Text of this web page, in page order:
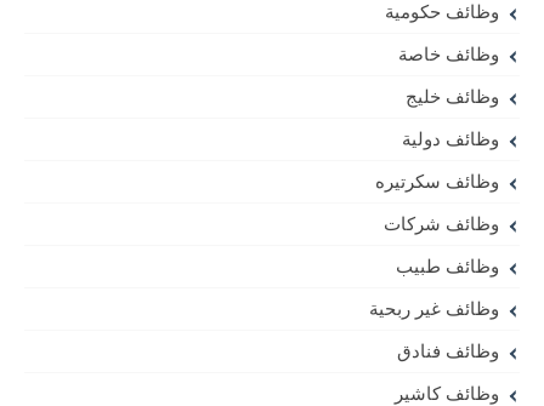
وظائف حكومية
وظائف خاصة
وظائف خليج
وظائف دولية
وظائف سكرتيره
وظائف شركات
وظائف طبيب
وظائف غير ربحية
وظائف فنادق
وظائف كاشير